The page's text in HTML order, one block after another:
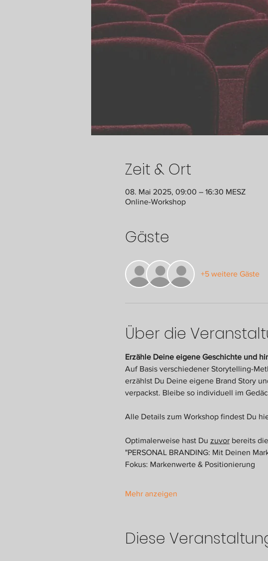
Zeit & Ort
08. Mai 2025, 09:00 – 16:30 MESZ
Online-Workshop
Gäste
+5 weitere Gäste
Über die
Erzähle Deine eigene Geschichte und
Auf Basis verschiedener Storytelling-
erzählst Du Deine eigene Brand Story
verpackst. Bleibe so individuell im
Alle Details zum Workshop findest Du
Optimalerweise hast Du zuvor bereits
"PERSONAL BRANDING: Mit Deinen
Fokus: Markenwerte & Positionierung
Mehr anzeigen
Diese